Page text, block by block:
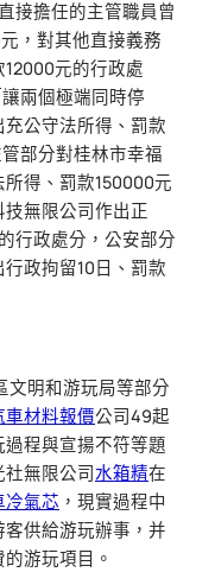
接擔任的主管職員曾
，對其他直接義務
元的行政處
兩個極端同時停
充公守法所得、罰款
部分對桂林市幸福
得、罰款150000元
無限公司作出正
行政處分，公安部分
政拘留10日、罰款
文明和游玩局等部分
車材料報價公司49起
程與宣揚不符等題
無限公司水箱精在
冷氣芯 ，現實過程中
供給游玩辦事，并
游玩項目。